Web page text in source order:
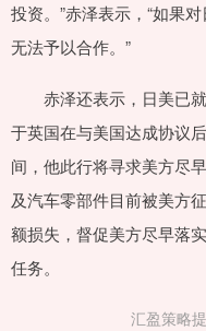
投资。”赤泽表示，“如果
无法予以合作。”
赤泽还表示，日美已就
于英国在与美国达成协议
间，他此行将寻求美方尽
及汽车零部件目前被美方
额损失，督促美方尽早落
任务。
汇盈策略